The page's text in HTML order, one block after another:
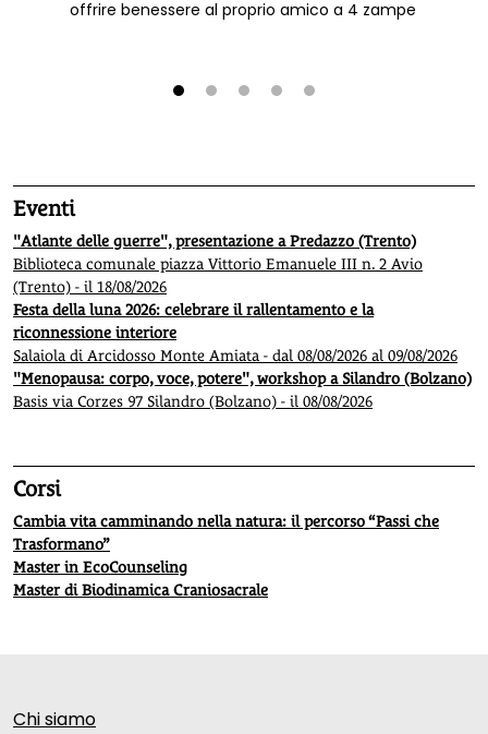
offrire benessere al proprio amico a 4 zampe
Eventi
"Atlante delle guerre", presentazione a Predazzo (Trento)
Biblioteca comunale piazza Vittorio Emanuele III n. 2 Avio
(Trento) - il 18/08/2026
Festa della luna 2026: celebrare il rallentamento e la
riconnessione interiore
Salaiola di Arcidosso Monte Amiata - dal 08/08/2026 al 09/08/2026
"Menopausa: corpo, voce, potere", workshop a Silandro (Bolzano)
Basis via Corzes 97 Silandro (Bolzano) - il 08/08/2026
Corsi
Cambia vita camminando nella natura: il percorso “Passi che
Trasformano”
Master in EcoCounseling
Master di Biodinamica Craniosacrale
Chi siamo